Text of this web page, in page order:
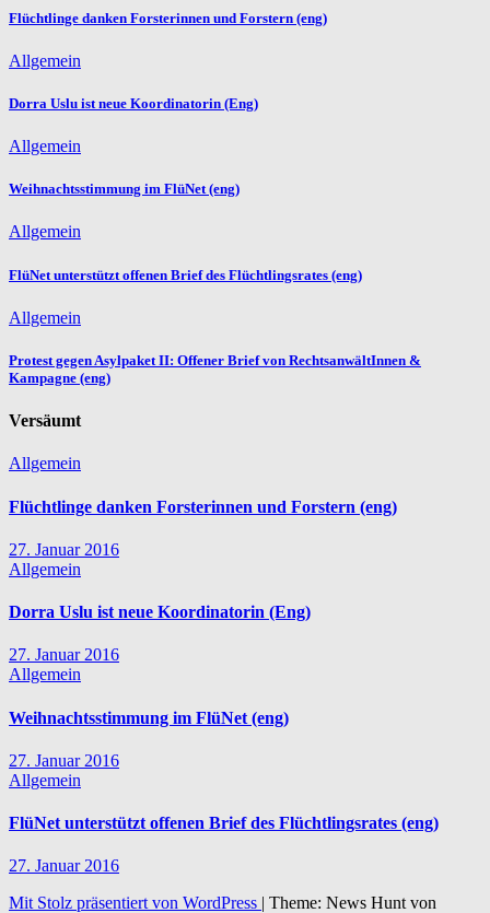
Flüchtlinge danken Forsterinnen und Forstern (eng)
Allgemein
Dorra Uslu ist neue Koordinatorin (Eng)
Allgemein
Weihnachtsstimmung im FlüNet (eng)
Allgemein
FlüNet unterstützt offenen Brief des Flüchtlingsrates (eng)
Allgemein
Protest gegen Asylpaket II: Offener Brief von RechtsanwältInnen &
Kampagne (eng)
Versäumt
Allgemein
Flüchtlinge danken Forsterinnen und Forstern (eng)
27. Januar 2016
Allgemein
Dorra Uslu ist neue Koordinatorin (Eng)
27. Januar 2016
Allgemein
Weihnachtsstimmung im FlüNet (eng)
27. Januar 2016
Allgemein
FlüNet unterstützt offenen Brief des Flüchtlingsrates (eng)
27. Januar 2016
Mit Stolz präsentiert von WordPress
Theme: News Hunt von